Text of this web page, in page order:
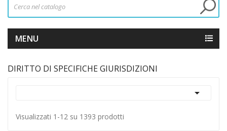
MENU
DIRITTO DI SPECIFICHE GIURISDIZIONI

Visualizzati 1-12 su 1393 prodotti